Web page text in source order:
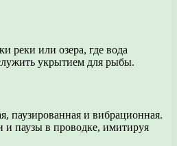
реки или озера, где вода
укрытием для рыбы.
паузированная и вибрационная.
и паузы в проводке, имитируя